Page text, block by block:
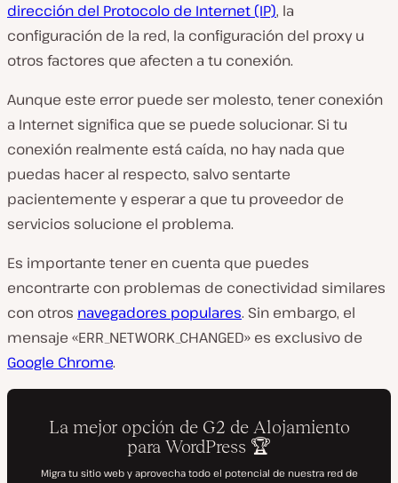
dirección del Protocolo de Internet (IP), la
configuración de la red, la configuración del proxy u
otros factores que afecten a tu conexión.
Aunque este error puede ser molesto, tener conexión
a Internet significa que se puede solucionar. Si tu
conexión realmente está caída, no hay nada que
puedas hacer al respecto, salvo sentarte
pacientemente y esperar a que tu proveedor de
servicios solucione el problema.
Es importante tener en cuenta que puedes
encontrarte con problemas de conectividad similares
con otros navegadores populares. Sin embargo, el
mensaje «ERR_NETWORK_CHANGED» es exclusivo de
Google Chrome.